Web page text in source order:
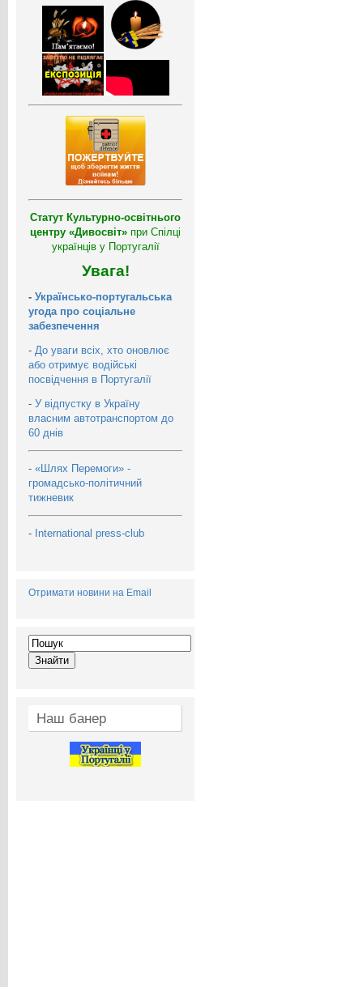
Статут Культурно-освітнього
центру «Дивосвіт» при Спілці
українців у Португалії
Увага!
- Українсько-португальська
угода про соціальне
забезпечення
- До уваги всіх, хто оновлює
або отримує водійські
посвідчення в Португалії
- У відпустку в Україну
власним автотранспортом до
60 днів
- «Шлях Перемоги» -
громадсько-політичний
тижневик
- International press-club
Отримати новини на Email
Наш банер